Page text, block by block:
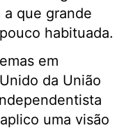
a que grande
habituada.
em
da União
uma visão